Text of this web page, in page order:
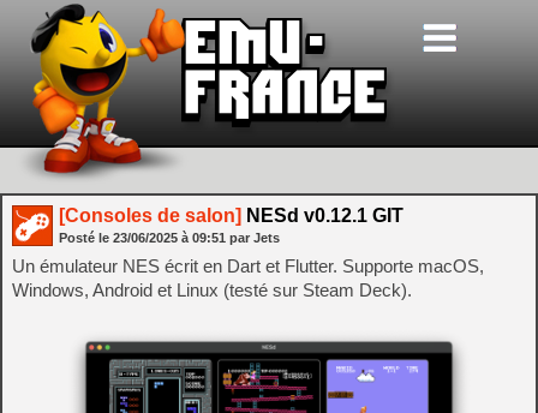
[Consoles de salon] NESd v0.12.1 GIT
Posté le 23/06/2025 à 09:51 par Jets
Un émulateur NES écrit en Dart et Flutter. Supporte macOS,
Windows, Android et Linux (testé sur Steam Deck).